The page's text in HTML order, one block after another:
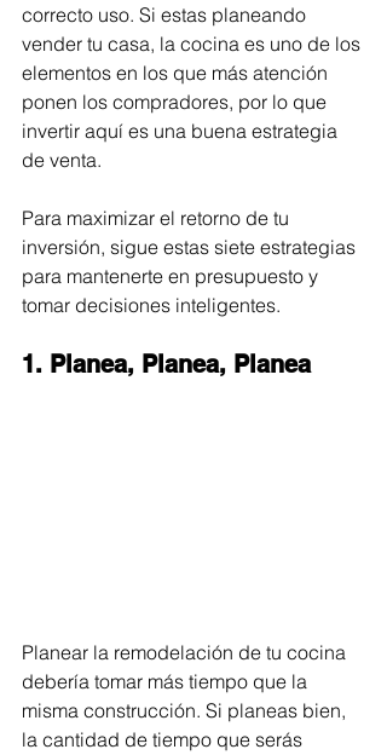
correcto uso. Si estas planeando
vender tu casa, la cocina es uno de los
elementos en los que más atención
ponen los compradores, por lo que
invertir aquí es una buena estrategia
de venta.
Para maximizar el retorno de tu
inversión, sigue estas siete estrategias
para mantenerte en presupuesto y
tomar decisiones inteligentes.
1. Planea, Planea, Planea
Planear la remodelación de tu cocina
debería tomar más tiempo que la
misma construcción. Si planeas bien,
la cantidad de tiempo que serás